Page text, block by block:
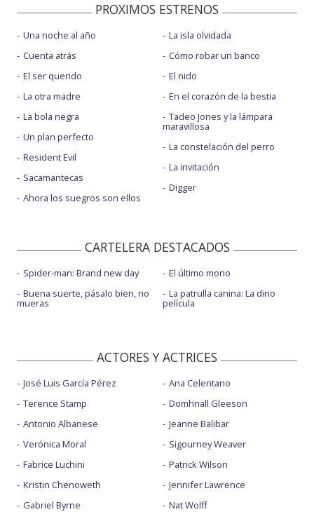
PROXIMOS ESTRENOS
Una noche al año
Cuenta atrás
El ser querido
La otra madre
La bola negra
Un plan perfecto
Resident Evil
Sacamantecas
Ahora los suegros son ellos
La isla olvidada
Cómo robar un banco
El nido
En el corazón de la bestia
Tadeo Jones y la lámpara
maravillosa
La constelación del perro
La invitación
Digger
CARTELERA DESTACADOS
Spider-man: Brand new day
Buena suerte, pásalo bien, no
mueras
El último mono
La patrulla canina: La dino
película
ACTORES Y ACTRICES
José Luis García Pérez
Terence Stamp
Antonio Albanese
Verónica Moral
Fabrice Luchini
Kristin Chenoweth
Gabriel Byrne
Ana Celentano
Domhnall Gleeson
Jeanne Balibar
Sigourney Weaver
Patrick Wilson
Jennifer Lawrence
Nat Wolff